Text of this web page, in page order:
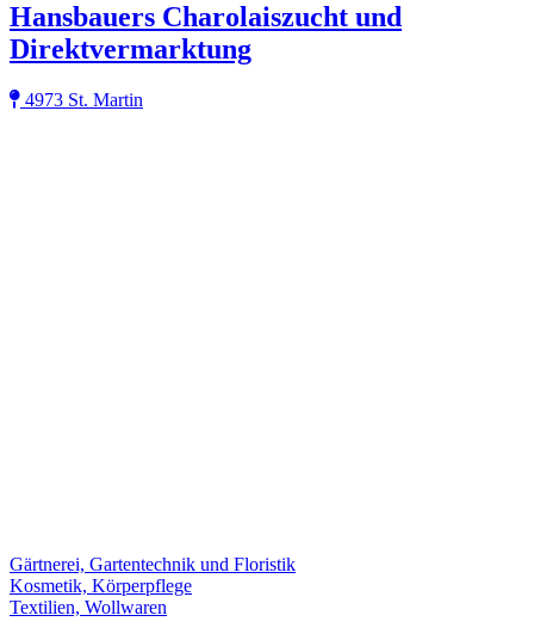
Hansbauers Charolaiszucht und
Direktvermarktung
4973 St. Martin
Gärtnerei, Gartentechnik und Floristik
Kosmetik, Körperpflege
Textilien, Wollwaren